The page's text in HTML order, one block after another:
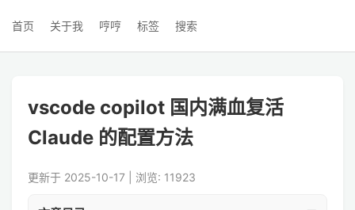
首页 关于我 哼哼 标签 搜索
vscode copilot 国内满血复活
Claude 的配置方法
更新于 2025-10-17 | 浏览: 11923